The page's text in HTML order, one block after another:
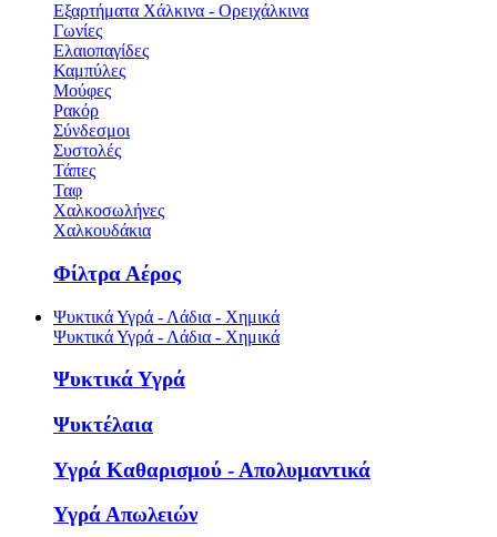
Εξαρτήματα Χάλκινα - Ορειχάλκινα
Γωνίες
Ελαιοπαγίδες
Καμπύλες
Μούφες
Ρακόρ
Σύνδεσμοι
Συστολές
Τάπες
Ταφ
Χαλκοσωλήνες
Χαλκουδάκια
Φίλτρα Αέρος
Ψυκτικά Υγρά - Λάδια - Χημικά
Ψυκτικά Υγρά - Λάδια - Χημικά
Ψυκτικά Υγρά
Ψυκτέλαια
Υγρά Καθαρισμού - Απολυμαντικά
Υγρά Απωλειών